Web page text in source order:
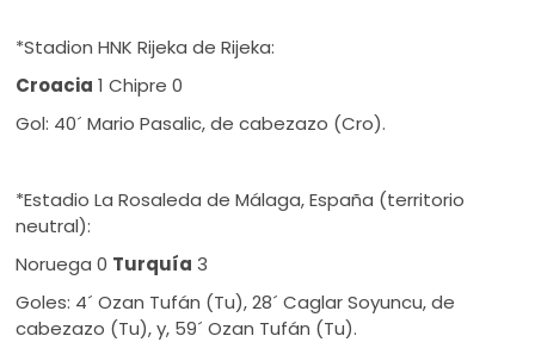
*Stadion HNK Rijeka de Rijeka:
Croacia 1 Chipre 0
Gol: 40´ Mario Pasalic, de cabezazo (Cro).
*Estadio La Rosaleda de Málaga, España (territorio
neutral):
Noruega 0 Turquía 3
Goles: 4´ Ozan Tufán (Tu), 28´ Caglar Soyuncu, de
cabezazo (Tu), y, 59´ Ozan Tufán (Tu).